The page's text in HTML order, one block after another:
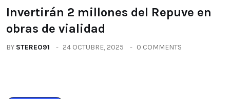
Invertirán 2 millones del Repuve en
obras de vialidad
BY STEREO91 24 OCTUBRE, 2025 0 COMMENTS